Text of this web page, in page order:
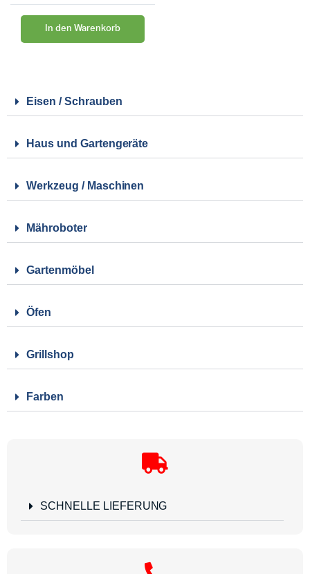
In den Warenkorb
Eisen / Schrauben
Haus und Gartengeräte
Werkzeug / Maschinen
Mähroboter
Gartenmöbel
Öfen
Grillshop
Farben
SCHNELLE LIEFERUNG